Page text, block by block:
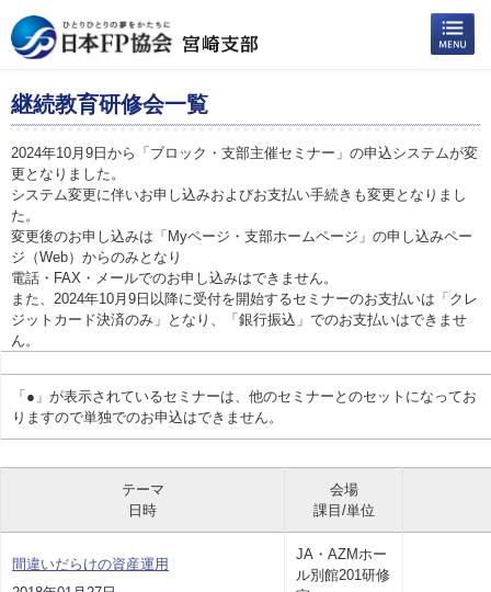
継続教育研修会一覧
2024年10月9日から「ブロック・支部主催セミナー」の申込システムが変
更となりました。
システム変更に伴いお申し込みおよびお支払い手続きも変更となりまし
た。
変更後のお申し込みは「Myページ・支部ホームページ」の申し込みペー
ジ（Web）からのみとなり
電話・FAX・メールでのお申し込みはできません。
また、2024年10月9日以降に受付を開始するセミナーのお支払いは「クレ
ジットカード決済のみ」となり、「銀行振込」でのお支払いはできませ
ん。
「●」が表示されているセミナーは、他のセミナーとのセットになってお
りますので単独でのお申込はできません。
テーマ
日時
会場
課目/単位
間違いだらけの資産運用
JA・AZMホー
ル別館201研修